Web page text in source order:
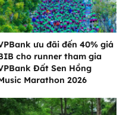
ưu đãi đến 40% giá
cho runner tham gia
Đất Sen Hồng
Marathon 2026